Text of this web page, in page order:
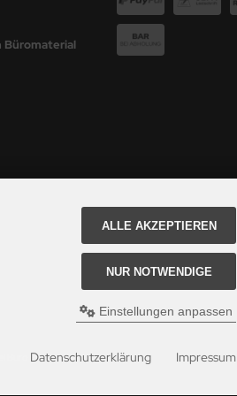
Büromaterial
Büro Express GmbH.
ALLE AKZEPTIEREN
NUR NOTWENDIGE
Einstellungen anpassen
Datenschutzerklärung Impressum